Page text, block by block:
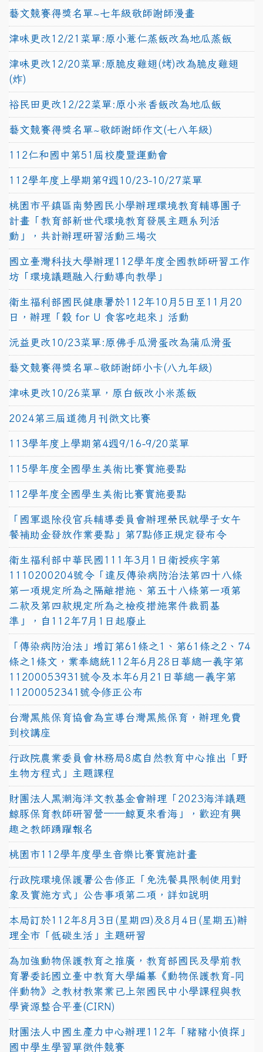
藝文競賽得獎名單~七年級敬師謝師漫畫
津味更改12/21菜單:原小薏仁蒸飯改為地瓜蒸飯
津味更改12/20菜單:原脆皮雞翅(烤)改為脆皮雞翅
(炸)
裕民田更改12/22菜單:原小米香飯改為地瓜飯
藝文競賽得獎名單~敬師謝師作文(七八年級)
112仁和國中第51屆校慶暨運動會
112學年度上學期第9週10/23-10/27菜單
桃園市平鎮區南勢國民小學辦理環境教育輔導團子
計畫「教育部新世代環境教育發展主題系列活
動」，共計辦理研習活動三場次
國立臺灣科技大學辦理112學年度全國教師研習工作
坊「環境議題融入行動導向教學」
衛生福利部國民健康署於112年10月5日至11月20
日，辦理「穀 for U 食客吃起來」活動
沅益更改10/23菜單:原佛手瓜滑蛋改為蒲瓜滑蛋
藝文競賽得獎名單~敬師謝師小卡(八九年級)
津味更改10/26菜單，原白飯改小米蒸飯
2024第三屆道德月刊徵文比賽
113學年度上學期第4週9/16-9/20菜單
115學年度全國學生美術比賽實施要點
112學年度全國學生美術比賽實施要點
「國軍退除役官兵輔導委員會辦理榮民就學子女午
餐補助金發放作業要點」第7點修正規定發布令
衛生福利部中華民國111年3月1日衛授疾字第
1110200204號令「違反傳染病防治法第四十八條
第一項規定所為之隔離措施、第五十八條第一項第
二款及第四款規定所為之檢疫措施案件裁罰基
準」，自112年7月1日起廢止
「傳染病防治法」增訂第61條之1、第61條之2、74
條之1條文，業奉總統112年6月28日華總一義字第
11200053931號令及本年6月21日華總一義字第
11200052341號令修正公布
台灣黑熊保育協會為宣導台灣黑熊保育，辦理免費
到校講座
行政院農業委員會林務局8處自然教育中心推出「野
生物方程式」主題課程
財團法人黑潮海洋文教基金會辦理「2023海洋議題
鯨豚保育教師研習營──鯨夏來看海」，歡迎有興
趣之教師踴躍報名
桃園市112學年度學生音樂比賽實施計畫
行政院環境保護署公告修正「免洗餐具限制使用對
象及實施方式」公告事項第二項，詳如說明
本局訂於112年8月3日(星期四)及8月4日(星期五)辦
理全市「低碳生活」主題研習
為加強動物保護教育之推廣，教育部國民及學前教
育署委託國立臺中教育大學編纂《動物保護教育-同
伴動物》之教材教案業已上架國民中小學課程與教
學資源整合平臺(CIRN)
財團法人中國生產力中心辦理112年「豬豬小偵探」
國中學生學習單徵件競賽